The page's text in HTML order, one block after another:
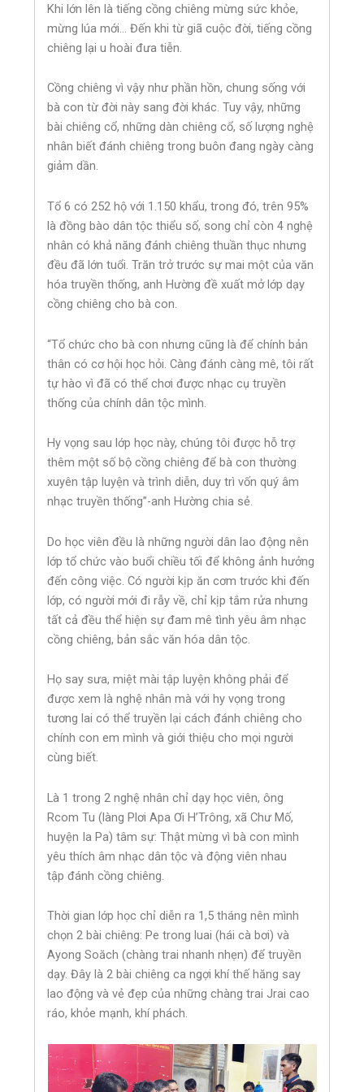
Khi lớn lên là tiếng cồng chiêng mừng sức khỏe,
mừng lúa mới… Đến khi từ giã cuộc đời, tiếng cồng
chiêng lại u hoài đưa tiễn.
Cồng chiêng vì vậy như phần hồn, chung sống với
bà con từ đời này sang đời khác. Tuy vậy, những
bài chiêng cổ, những dàn chiêng cổ, số lượng nghệ
nhân biết đánh chiêng trong buôn đang ngày càng
giảm dần.
Tổ 6 có 252 hộ với 1.150 khẩu, trong đó, trên 95%
là đồng bào dân tộc thiểu số, song chỉ còn 4 nghệ
nhân có khả năng đánh chiêng thuần thục nhưng
đều đã lớn tuổi. Trăn trở trước sự mai một của văn
hóa truyền thống, anh Hường đề xuất mở lớp dạy
cồng chiêng cho bà con.
“Tổ chức cho bà con nhưng cũng là để chính bản
thân có cơ hội học hỏi. Càng đánh càng mê, tôi rất
tự hào vì đã có thể chơi được nhạc cụ truyền
thống của chính dân tộc mình.
Hy vọng sau lớp học này, chúng tôi được hỗ trợ
thêm một số bộ cồng chiêng để bà con thường
xuyên tập luyện và trình diễn, duy trì vốn quý âm
nhạc truyền thống”-anh Hường chia sẻ.
Do học viên đều là những người dân lao động nên
lớp tổ chức vào buổi chiều tối để không ảnh hưởng
đến công việc. Có người kịp ăn cơm trước khi đến
lớp, có người mới đi rẫy về, chỉ kịp tắm rửa nhưng
tất cả đều thể hiện sự đam mê tình yêu âm nhạc
cồng chiêng, bản sắc văn hóa dân tộc.
Họ say sưa, miệt mài tập luyện không phải để
được xem là nghệ nhân mà với hy vọng trong
tương lai có thể truyền lại cách đánh chiêng cho
chính con em mình và giới thiệu cho mọi người
cùng biết.
Là 1 trong 2 nghệ nhân chỉ dạy học viên, ông
Rcom Tu (làng Plơi Apa Ơi H’Trông, xã Chư Mố,
huyện Ia Pa) tâm sự: Thật mừng vì bà con mình
yêu thích âm nhạc dân tộc và động viên nhau
tập đánh cồng chiêng.
Thời gian lớp học chỉ diễn ra 1,5 tháng nên mình
chọn 2 bài chiêng: Pe trong luai (hái cà bơi) và
Ayong Soăch (chàng trai nhanh nhẹn) để truyền
dạy. Đây là 2 bài chiêng ca ngợi khí thế hăng say
lao động và vẻ đẹp của những chàng trai Jrai cao
ráo, khỏe mạnh, khí phách.